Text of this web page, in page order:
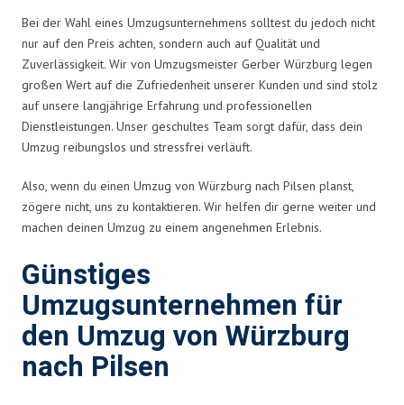
Bei der Wahl eines Umzugsunternehmens solltest du jedoch nicht
nur auf den Preis achten, sondern auch auf Qualität und
Zuverlässigkeit. Wir von Umzugsmeister Gerber Würzburg legen
großen Wert auf die Zufriedenheit unserer Kunden und sind stolz
auf unsere langjährige Erfahrung und professionellen
Dienstleistungen. Unser geschultes Team sorgt dafür, dass dein
Umzug reibungslos und stressfrei verläuft.
Also, wenn du einen Umzug von Würzburg nach Pilsen planst,
zögere nicht, uns zu kontaktieren. Wir helfen dir gerne weiter und
machen deinen Umzug zu einem angenehmen Erlebnis.
Günstiges
Umzugsunternehmen für
den Umzug von Würzburg
nach Pilsen